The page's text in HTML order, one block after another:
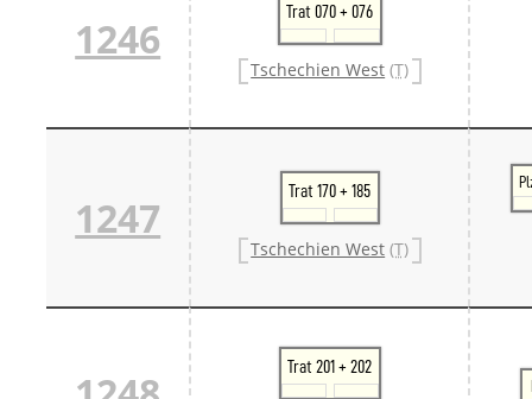
1246
Trat 070 + 076
Tschechien West (T)
1247
Trat 170 + 185
Tschechien West (T)
Trat 201 + 202